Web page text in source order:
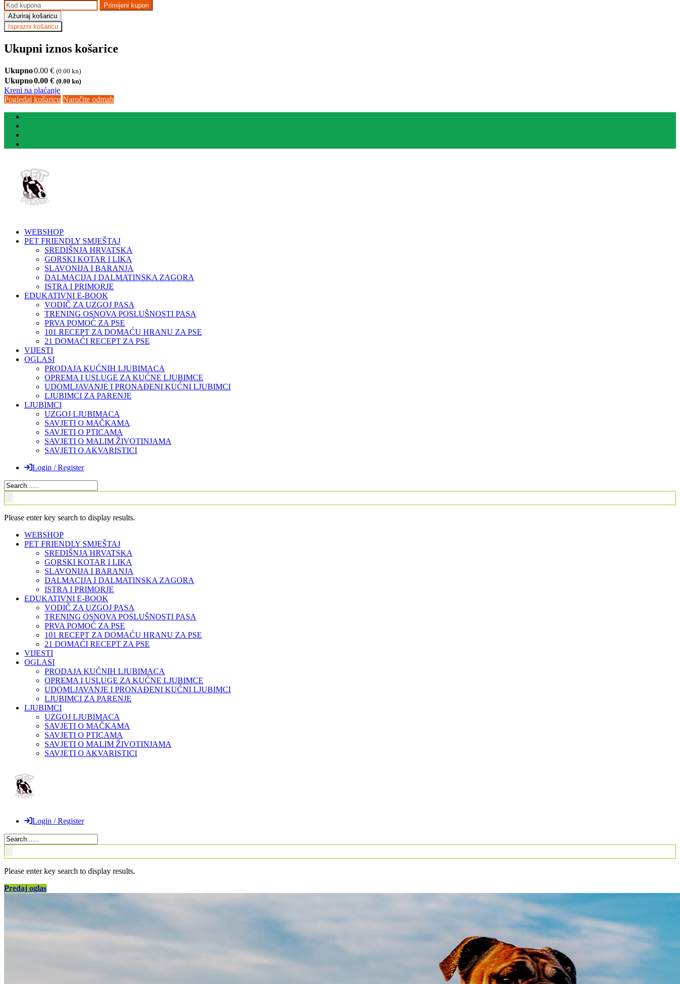
Primijeni kupon
Ažuriraj košaricu
Isprazni košaricu
Ukupni iznos košarice
Ukupno0.00 € (0.00 kn)
Ukupno0.00 € (0.00 kn)
Kreni na plaćanje
Pogledaj košaricu Naručite odmah
WEBSHOP
PET FRIENDLY SMJEŠTAJ
SREDIŠNJA HRVATSKA
GORSKI KOTAR I LIKA
SLAVONIJA I BARANJA
DALMACIJA I DALMATINSKA ZAGORA
ISTRA I PRIMORJE
EDUKATIVNI E-BOOK
VODIČ ZA UZGOJ PASA
TRENING OSNOVA POSLUŠNOSTI PASA
PRVA POMOĆ ZA PSE
101 RECEPT ZA DOMAĆU HRANU ZA PSE
21 DOMAĆI RECEPT ZA PSE
VIJESTI
OGLASI
PRODAJA KUĆNIH LJUBIMACA
OPREMA I USLUGE ZA KUĆNE LJUBIMCE
UDOMLJAVANJE I PRONAĐENI KUĆNI LJUBIMCI
LJUBIMCI ZA PARENJE
LJUBIMCI
UZGOJ LJUBIMACA
SAVJETI O MAČKAMA
SAVJETI O PTICAMA
SAVJETI O MALIM ŽIVOTINJAMA
SAVJETI O AKVARISTICI
Login / Register
Please enter key search to display results.
WEBSHOP
PET FRIENDLY SMJEŠTAJ
SREDIŠNJA HRVATSKA
GORSKI KOTAR I LIKA
SLAVONIJA I BARANJA
DALMACIJA I DALMATINSKA ZAGORA
ISTRA I PRIMORJE
EDUKATIVNI E-BOOK
VODIČ ZA UZGOJ PASA
TRENING OSNOVA POSLUŠNOSTI PASA
PRVA POMOĆ ZA PSE
101 RECEPT ZA DOMAĆU HRANU ZA PSE
21 DOMAĆI RECEPT ZA PSE
VIJESTI
OGLASI
PRODAJA KUĆNIH LJUBIMACA
OPREMA I USLUGE ZA KUĆNE LJUBIMCE
UDOMLJAVANJE I PRONAĐENI KUĆNI LJUBIMCI
LJUBIMCI ZA PARENJE
LJUBIMCI
UZGOJ LJUBIMACA
SAVJETI O MAČKAMA
SAVJETI O PTICAMA
SAVJETI O MALIM ŽIVOTINJAMA
SAVJETI O AKVARISTICI
Login / Register
Please enter key search to display results.
Predaj oglas